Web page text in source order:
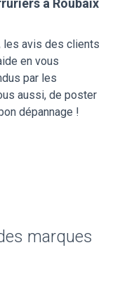
les avis des clients
en vous
par les
aussi, de poster
dépannage !
marques